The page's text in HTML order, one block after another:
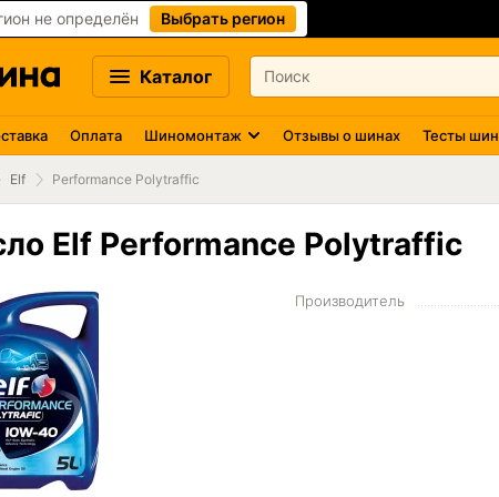
не определён Выбрать регион
Каталог
Оплата Шиномонтаж Отзывы о шинах Тесты шин
Elf Performance Polytraffic
Elf Performance Polytraffic
Производитель